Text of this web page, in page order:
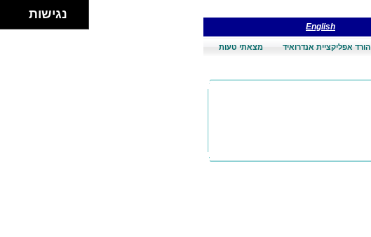
English
הורד אפליקציית אנדרואיד מצאתי טעות
נגישות